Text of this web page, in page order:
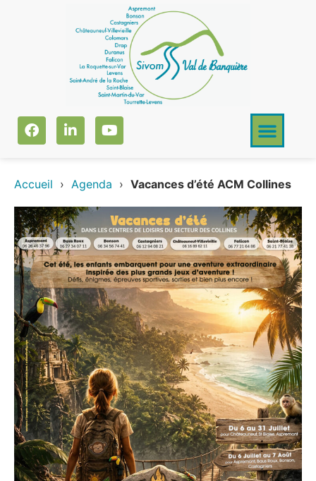
Accueil › Agenda › Vacances d’été ACM Collines